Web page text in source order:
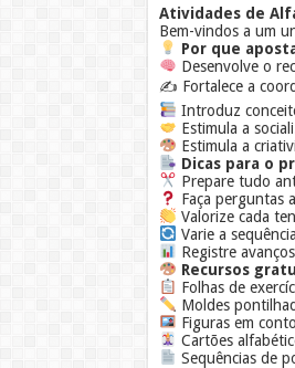
Atividades de
Bem-vindos a um
Por que
Desenvolve o
✍️ Fortalece a
Introduz
Estimula a
Estimula a
Dicas para o
Prepare tudo
Faça perguntas
Valorize cada
Varie a
Registre
Recursos
Folhas de
Moldes
Figuras em
Cartões
Sequências de